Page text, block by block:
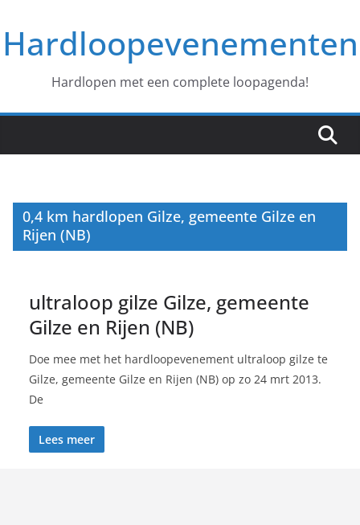
naar
deHardloopevenementen
Hardlopen met een complete loopagenda!
0,4 km hardlopen Gilze, gemeente Gilze en
Rijen (NB)
ultraloop gilze Gilze, gemeente
Gilze en Rijen (NB)
Doe mee met het hardloopevenement ultraloop gilze te
Gilze, gemeente Gilze en Rijen (NB) op zo 24 mrt 2013.
De
Lees meer